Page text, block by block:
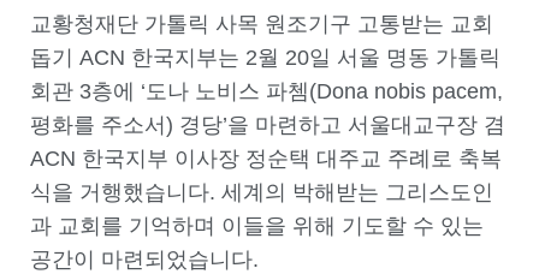
로그인
후원하기
교황청재단 가톨릭 사목 원조기구 고통받는 교회
돕기 ACN 한국지부는 2월 20일 서울 명동 가톨릭
회관 3층에 ‘도나 노비스 파쳄(Dona nobis pacem,
평화를 주소서) 경당’을 마련하고 서울대교구장 겸
ACN 한국지부 이사장 정순택 대주교 주례로 축복
식을 거행했습니다. 세계의 박해받는 그리스도인
과 교회를 기억하며 이들을 위해 기도할 수 있는
공간이 마련되었습니다.